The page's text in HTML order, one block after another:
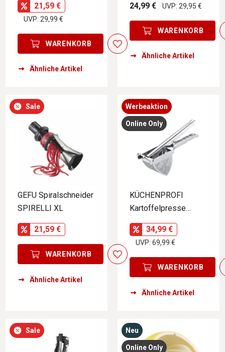
21,59 €
UVP: 29,99 €
WARENKORB
Ähnliche Artikel
24,99 € UVP: 29,95 €
WARENKORB
Ähnliche Artikel
Sale
GEFU Spiralschneider
SPIRELLI XL
21,59 €
WARENKORB
Ähnliche Artikel
Werbeaktion
Online Only
KÜCHENPROFI
Kartoffelpresse
COMFORT
34,99 €
UVP: 69,99 €
WARENKORB
Ähnliche Artikel
Sale Neu
Online Only